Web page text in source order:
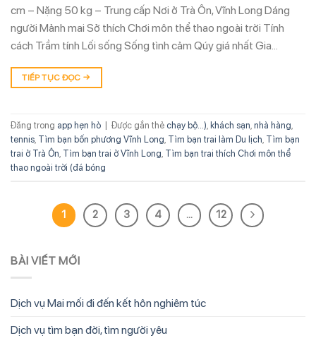
cm – Nặng 50 kg – Trung cấp Nơi ở Trà Ôn, Vĩnh Long Dáng
người Mảnh mai Sở thích Chơi môn thể thao ngoài trời Tính
cách Trầm tính Lối sống Sống tình cảm Qúy giá nhất Gia…
TIẾP TỤC ĐỌC →
Đăng trong app hẹn hò Được gắn thẻ chạy bộ...), khách sạn, nhà hàng,
tennis, Tìm bạn bốn phương Vĩnh Long, Tìm bạn trai làm Du lịch, Tìm bạn
trai ở Trà Ôn, Tìm bạn trai ở Vĩnh Long, Tìm bạn trai thích Chơi môn thể
thao ngoài trời (đá bóng
1 2 3 4 … 12
BÀI VIẾT MỚI
Dịch vụ Mai mối đi đến kết hôn nghiêm túc
Dịch vụ tìm bạn đời, tìm người yêu